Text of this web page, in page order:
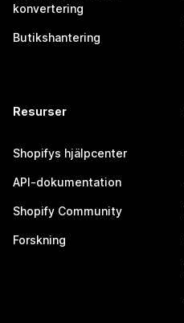
konvertering
Butikshantering
Resurser
Shopifys hjälpcenter
API-dokumentation
Shopify Community
Forskning